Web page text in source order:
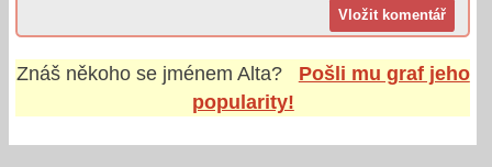
Znáš někoho se jménem Alta?
Pošli mu graf jeho
popularity!